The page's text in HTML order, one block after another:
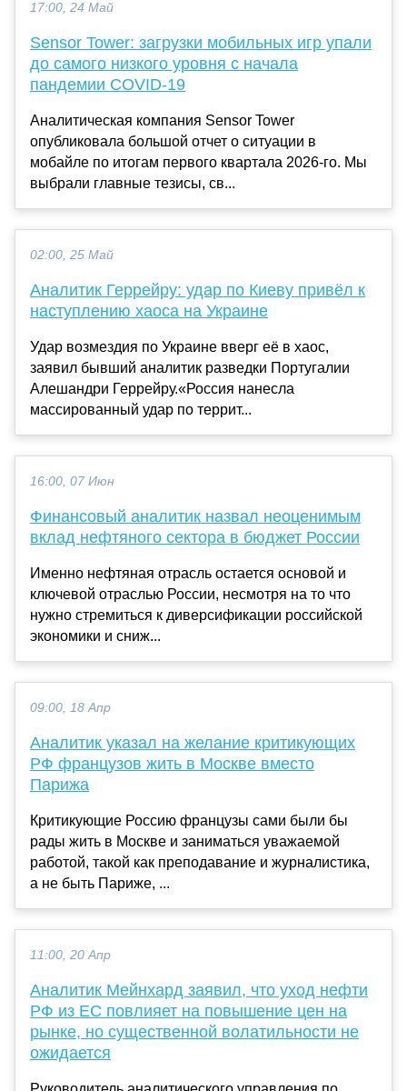
17:00, 24 Май
Sensor Tower: загрузки мобильных игр упали
до самого низкого уровня с начала
пандемии COVID-19
Аналитическая компания Sensor Tower
опубликовала большой отчет о ситуации в
мобайле по итогам первого квартала 2026-го. Мы
выбрали главные тезисы, св...
02:00, 25 Май
Аналитик Геррейру: удар по Киеву привёл к
наступлению хаоса на Украине
Удар возмездия по Украине вверг её в хаос,
заявил бывший аналитик разведки Португалии
Алешандри Геррейру.«Россия нанесла
массированный удар по террит...
16:00, 07 Июн
Финансовый аналитик назвал неоценимым
вклад нефтяного сектора в бюджет России
Именно нефтяная отрасль остается основой и
ключевой отраслью России, несмотря на то что
нужно стремиться к диверсификации российской
экономики и сниж...
09:00, 18 Апр
Аналитик указал на желание критикующих
РФ французов жить в Москве вместо
Парижа
Критикующие Россию французы сами были бы
рады жить в Москве и заниматься уважаемой
работой, такой как преподавание и журналистика,
а не быть Париже, ...
11:00, 20 Апр
Аналитик Мейнхард заявил, что уход нефти
РФ из ЕС повлияет на повышение цен на
рынке, но существенной волатильности не
ожидается